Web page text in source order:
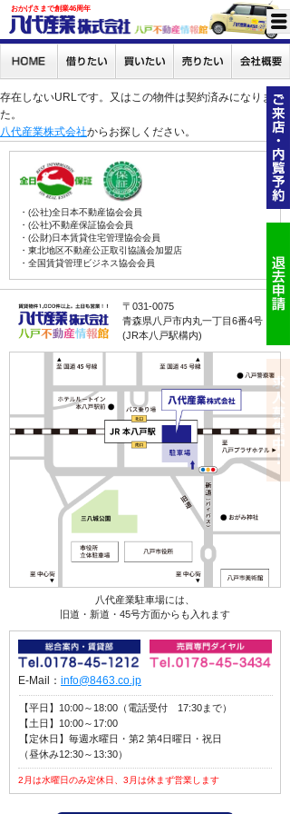
おかげさまで創業46周年
存在しないURLです。又はこの物件は契約済みになりまし
た。
八代産業株式会社からお探しください。
・(公社)全日本不動産協会会員
・(公社)不動産保証協会会員
・(公財)日本賃貸住宅管理協会会員
・東北地区不動産公正取引協議会加盟店
・全国賃貸管理ビジネス協会会員
〒031-0075
青森県八戸市内丸一丁目6番4号
(JR本八戸駅構内)
八代産業駐車場には、
旧道・新道・45号方面からも入れます
E-Mail： info@8463.co.jp
【平日】10:00～18:00（電話受付 17:30まで）
【土日】10:00～17:00
【定休日】毎週水曜日・第2 第4日曜日・祝日
（昼休み12:30～13:30）
2月は水曜日のみ定休日、3月は休まず営業します